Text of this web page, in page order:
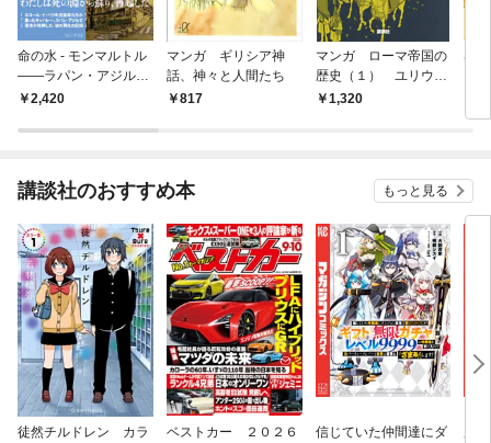
命の水 - モンマルトル
――ラパン・アジルへ
の道 -
2,420
マンガ ギリシア神
話、神々と人間たち
817
マンガ ローマ帝国の
歴史（１） ユリウ
ス・カエサル、世界の
1,320
奥
講談社のおすすめ本 もっと見る
徒然チルドレン カラ ベストカー ２０２６ 信じていた仲間達にダ